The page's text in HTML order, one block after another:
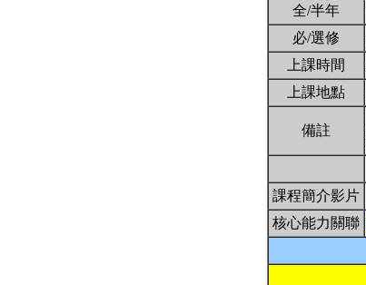
全/半年
必/選修
上課時間
上課地點
備註
課程簡介影片
核心能力關聯